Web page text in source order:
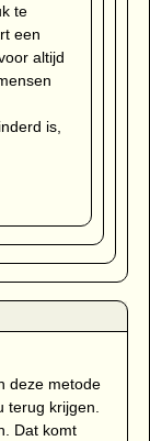
te
een
altijd
is,
deze metode
terug krijgen.
Dat komt